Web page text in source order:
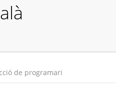
de programari